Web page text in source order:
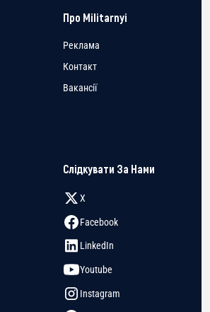
Про Militarnyi
Реклама
Контакт
Вакансії
Слідкувати За Нами
X
Facebook
LinkedIn
Youtube
Instagram